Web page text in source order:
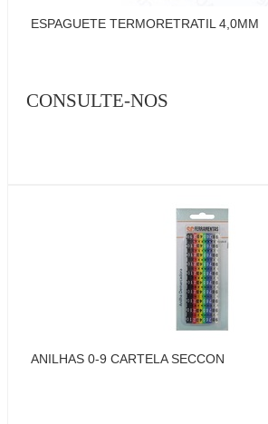
ESPAGUETE TERMORETRATIL 4,0MM
CONSULTE-NOS
ANILHAS 0-9 CARTELA SECCON